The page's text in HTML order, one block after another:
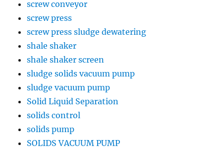
screw conveyor
screw press
screw press sludge dewatering
shale shaker
shale shaker screen
sludge solids vacuum pump
sludge vacuum pump
Solid Liquid Separation
solids control
solids pump
SOLIDS VACUUM PUMP